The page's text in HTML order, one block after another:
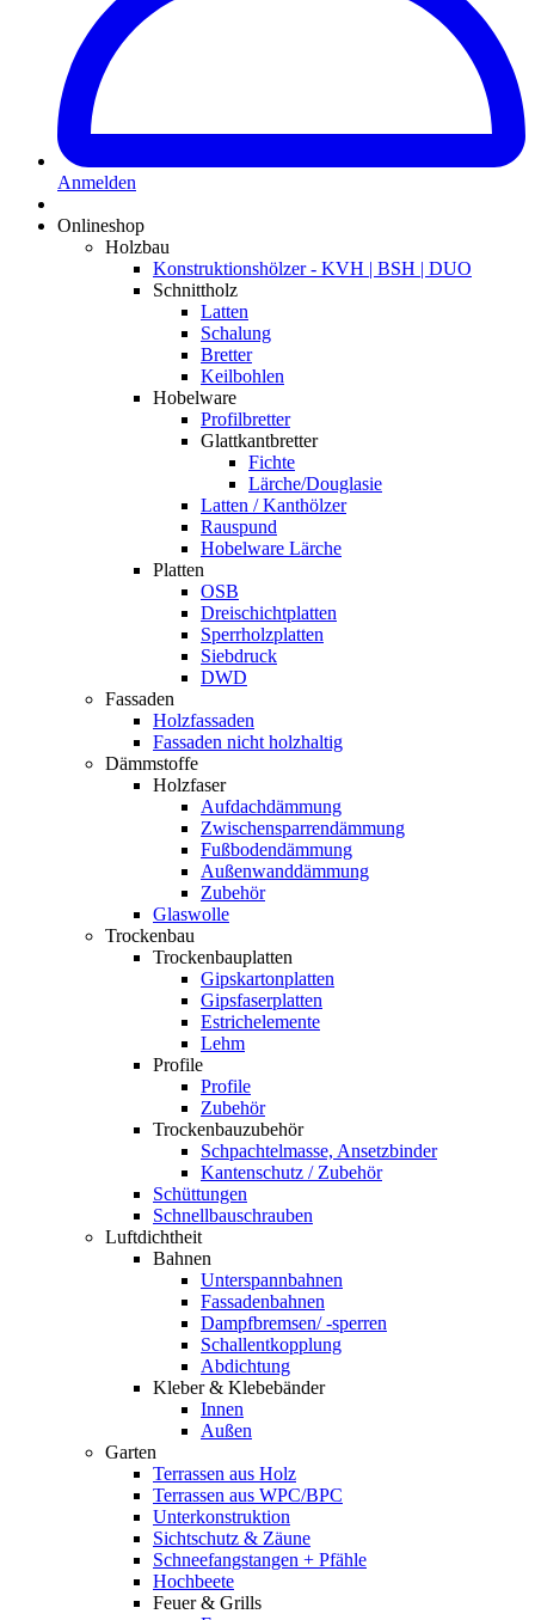
Anmelden
Onlineshop
Holzbau
Konstruktionshölzer - KVH | BSH | DUO
Schnittholz
Latten
Schalung
Bretter
Keilbohlen
Hobelware
Profilbretter
Glattkantbretter
Fichte
Lärche/Douglasie
Latten / Kanthölzer
Rauspund
Hobelware Lärche
Platten
OSB
Dreischichtplatten
Sperrholzplatten
Siebdruck
DWD
Fassaden
Holzfassaden
Fassaden nicht holzhaltig
Dämmstoffe
Holzfaser
Aufdachdämmung
Zwischensparrendämmung
Fußbodendämmung
Außenwanddämmung
Zubehör
Glaswolle
Trockenbau
Trockenbauplatten
Gipskartonplatten
Gipsfaserplatten
Estrichelemente
Lehm
Profile
Profile
Zubehör
Trockenbauzubehör
Schpachtelmasse, Ansetzbinder
Kantenschutz / Zubehör
Schüttungen
Schnellbauschrauben
Luftdichtheit
Bahnen
Unterspannbahnen
Fassadenbahnen
Dampfbremsen/ -sperren
Schallentkopplung
Abdichtung
Kleber & Klebebänder
Innen
Außen
Garten
Terrassen aus Holz
Terrassen aus WPC/BPC
Unterkonstruktion
Sichtschutz & Zäune
Schneefangstangen + Pfähle
Hochbeete
Feuer & Grills